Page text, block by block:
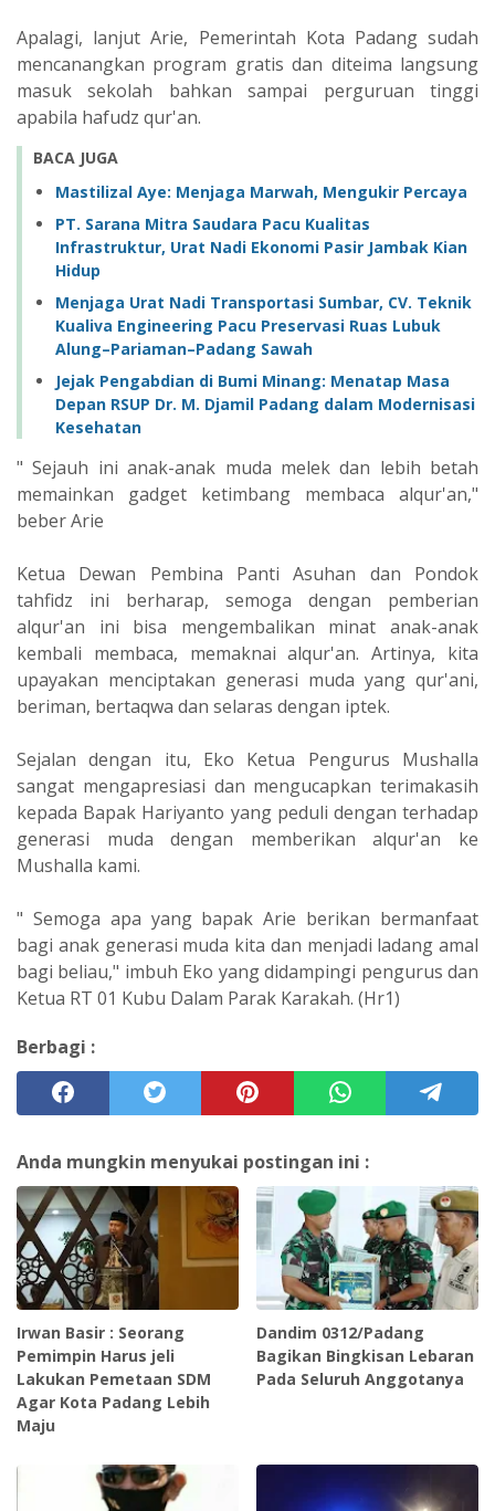
Apalagi, lanjut Arie, Pemerintah Kota Padang sudah
mencanangkan program gratis dan diteima langsung
masuk sekolah bahkan sampai perguruan tinggi
apabila hafudz qur'an.
BACA JUGA
Mastilizal Aye: Menjaga Marwah, Mengukir Percaya
PT. Sarana Mitra Saudara Pacu Kualitas
Infrastruktur, Urat Nadi Ekonomi Pasir Jambak Kian
Hidup
Menjaga Urat Nadi Transportasi Sumbar, CV. Teknik
Kualiva Engineering Pacu Preservasi Ruas Lubuk
Alung–Pariaman–Padang Sawah
Jejak Pengabdian di Bumi Minang: Menatap Masa
Depan RSUP Dr. M. Djamil Padang dalam Modernisasi
Kesehatan
" Sejauh ini anak-anak muda melek dan lebih betah
memainkan gadget ketimbang membaca alqur'an,"
beber Arie
Ketua Dewan Pembina Panti Asuhan dan Pondok
tahfidz ini berharap, semoga dengan pemberian
alqur'an ini bisa mengembalikan minat anak-anak
kembali membaca, memaknai alqur'an. Artinya, kita
upayakan menciptakan generasi muda yang qur'ani,
beriman, bertaqwa dan selaras dengan iptek.
Sejalan dengan itu, Eko Ketua Pengurus Mushalla
sangat mengapresiasi dan mengucapkan terimakasih
kepada Bapak Hariyanto yang peduli dengan terhadap
generasi muda dengan memberikan alqur'an ke
Mushalla kami.
" Semoga apa yang bapak Arie berikan bermanfaat
bagi anak generasi muda kita dan menjadi ladang amal
bagi beliau," imbuh Eko yang didampingi pengurus dan
Ketua RT 01 Kubu Dalam Parak Karakah. (Hr1)
Berbagi :
Anda mungkin menyukai postingan ini :
Irwan Basir : Seorang
Pemimpin Harus jeli
Lakukan Pemetaan SDM
Agar Kota Padang Lebih
Maju
Dandim 0312/Padang
Bagikan Bingkisan Lebaran
Pada Seluruh Anggotanya